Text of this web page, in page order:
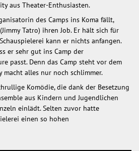
aus Theater-Enthusiasten.
des Camps ins Koma fällt,
Tatro) ihren Job. Er hält sich für
kann er nichts anfangen.
er sehr gut ins Camp der
passt. Denn das Camp steht vor dem
alles nur noch schlimmer.
Komödie, die dank der Besetzung
aus Kindern und Jugendlichen
einlädt. Selten zuvor hatte
einen so hohen